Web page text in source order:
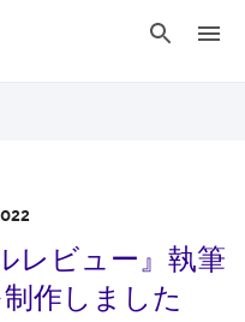
レビュー』執筆
作しました